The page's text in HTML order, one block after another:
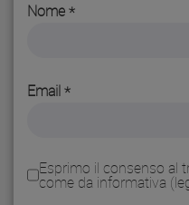
Nome
Email
Esprimo il consenso al
come da informativa (